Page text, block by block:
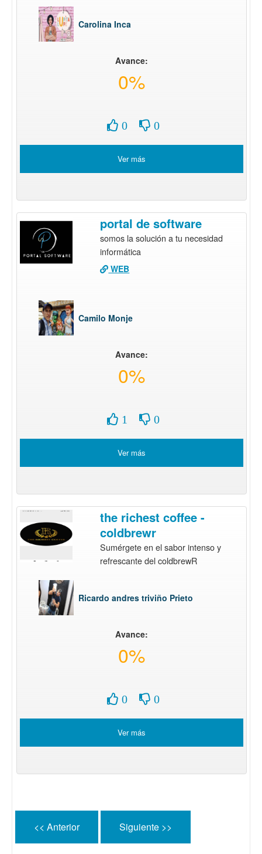
Carolina Inca
Avance:
0%
0 0
Ver más
portal de software
somos la solución a tu necesidad
informática
WEB
Camilo Monje
Avance:
0%
1 0
Ver más
the richest coffee -
coldbrewr
Sumérgete en el sabor intenso y
refrescante del coldbrewR
Ricardo andres triviño Prieto
Avance:
0%
0 0
Ver más
<< Anterior Siguiente >>